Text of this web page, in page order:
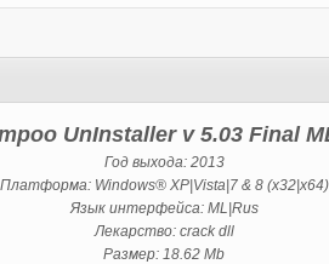
UnInstaller v 5.03 Final
Год выхода: 2013
Платформа: Windows® XP|Vista|7 & 8 (x32|x64)
Язык интерфейса: ML|Rus
Лекарство: crack dll
Размер: 18.62 Mb